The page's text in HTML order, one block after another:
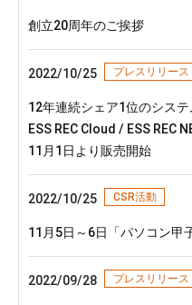
創立20周年のご挨拶
2022/10/25 プレスリリース
12年連続シェア1位のシス
ESS REC Cloud / ESS REC
11月1日より販売開始
2022/10/25 CSR活動
11月5日～6日「パソコン甲
2022/09/28 プレスリリース